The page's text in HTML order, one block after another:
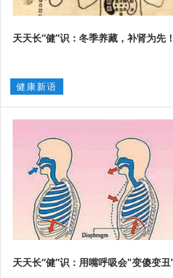
天天长“健”识：冬季养藏，补肾为先
健康新语
天天长“健”识：用嘴呼吸会"变傻变丑